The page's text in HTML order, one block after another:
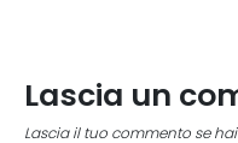
Lascia un
Lascia il tuo commento se